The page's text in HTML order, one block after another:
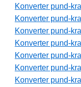
Konverter pund-
Konverter pund-
Konverter pund-
Konverter pund-
Konverter pund-
Konverter pund-
Konverter pund-